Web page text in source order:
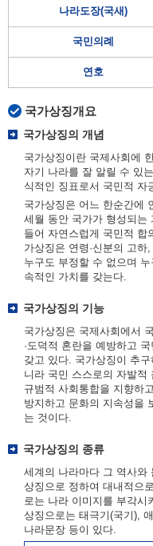
나라도장(국새)
국민의례
연호
국가상징개요
국가상징의 개념
국가상징이란 국제사회에
자기 나라를 잘 알릴 수 있
식적인 징표로서 국민적 자
국가상징은 어느 한순간에
세월 동안 국가가 형성되는
들어 자연스럽게 국민적 합
가상징은 연령·신분의 고
누구도 부정할 수 없으며
속적인 가치를 갖는다.
국가상징의 기능
국가상징은 국제사회에서
·도덕적 혼란을 예방하고
갖고 있다. 국가상징이 추
니라 국민 스스로의 자발적
규범적 사회통합을 지향하
방지하고 문화의 지속성을
는 것이다.
국가상징의 종류
세계의 나라마다 그 역사와
상징으로 정하여 대내적으
로는 나라 이미지를 부각시
상징으로는 태극기(국기),
나라문장 등이 있다.